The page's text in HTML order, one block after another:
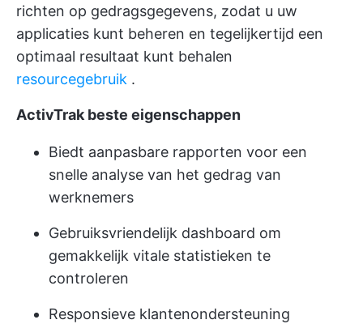
richten op gedragsgegevens, zodat u uw
applicaties kunt beheren en tegelijkertijd een
optimaal resultaat kunt behalen
resourcegebruik .
ActivTrak beste eigenschappen
Biedt aanpasbare rapporten voor een
snelle analyse van het gedrag van
werknemers
Gebruiksvriendelijk dashboard om
gemakkelijk vitale statistieken te
controleren
Responsieve klantenondersteuning